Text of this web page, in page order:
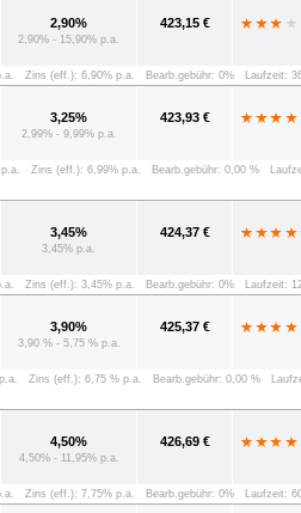
2,90%
2,90% - 15,90% p.a.
423,15 €
Zins (eff.): 6,90% p.a. Bearb.gebühr: 0% Laufzeit:
3,25%
2,99% - 9,99% p.a.
423,93 €
Zins (eff.): 6,99% p.a. Bearb.gebühr: 0,00 %
3,45%
3,45% p.a.
424,37 €
Zins (eff.): 3,45% p.a. Bearb.gebühr: 0% Laufzeit:
3,90%
3,90 % - 5,75 % p.a.
425,37 €
Zins (eff.): 6,75 % p.a. Bearb.gebühr: 0,00 %
4,50%
4,50% - 11,95% p.a.
426,69 €
Zins (eff.): 7,75% p.a. Bearb.gebühr: 0% Laufzeit: